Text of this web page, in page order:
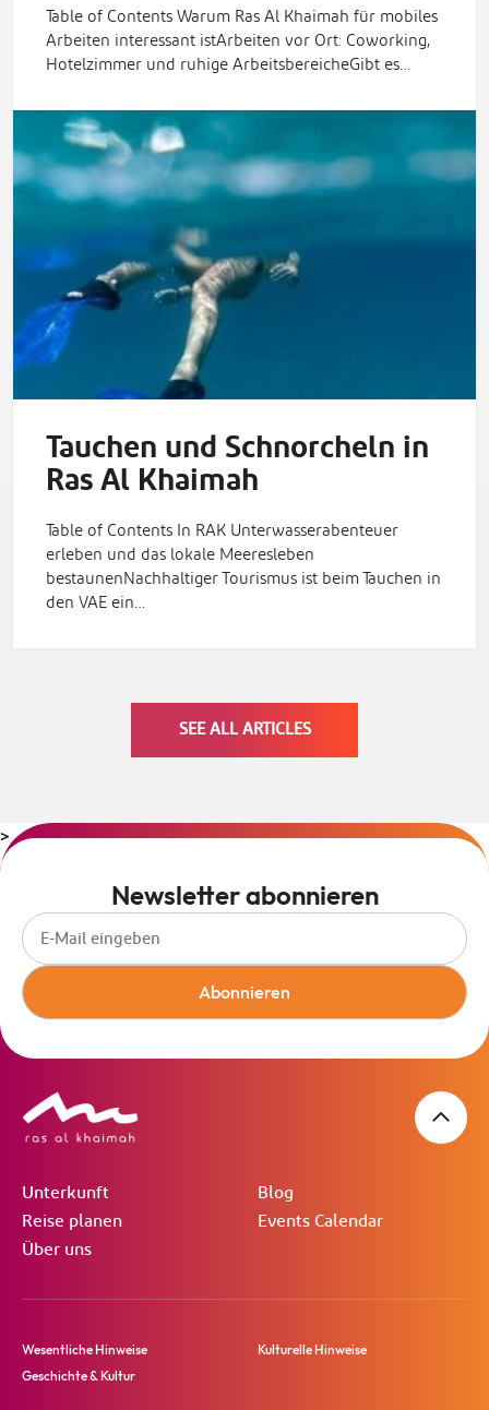
Table of Contents Warum Ras Al Khaimah für mobiles
Arbeiten interessant istArbeiten vor Ort: Coworking,
Hotelzimmer und ruhige ArbeitsbereicheGibt es…
Tauchen und Schnorcheln in
Ras Al Khaimah
Table of Contents In RAK Unterwasserabenteuer
erleben und das lokale Meeresleben
bestaunenNachhaltiger Tourismus ist beim Tauchen in
den VAE ein…
SEE ALL ARTICLES
>
Newsletter abonnieren
Abonnieren
Unterkunft
Reise planen
Über uns
Blog
Events Calendar
Wesentliche Hinweise
Geschichte & Kultur
Kulturelle Hinweise